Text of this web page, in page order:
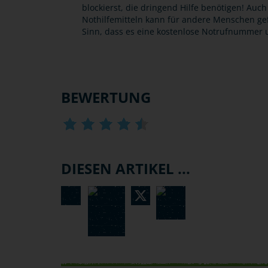
blockierst, die dringend Hilfe benötigen!
Nothilfemitteln kann für andere Menschen
Sinn, dass es eine kostenlose
BEWERTUNG
DIESEN ARTIKEL ...